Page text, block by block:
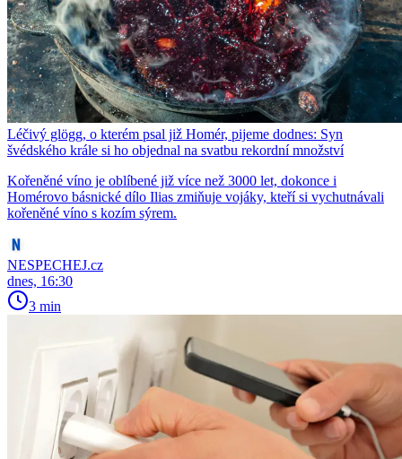
Léčivý glögg, o kterém psal již Homér, pijeme dodnes: Syn
švédského krále si ho objednal na svatbu rekordní množství
Kořeněné víno je oblíbené již více než 3000 let, dokonce i
Homérovo básnické dílo Ilias zmiňuje vojáky, kteří si vychutnávali
kořeněné víno s kozím sýrem.
NESPECHEJ.cz
dnes, 16:30
3 min